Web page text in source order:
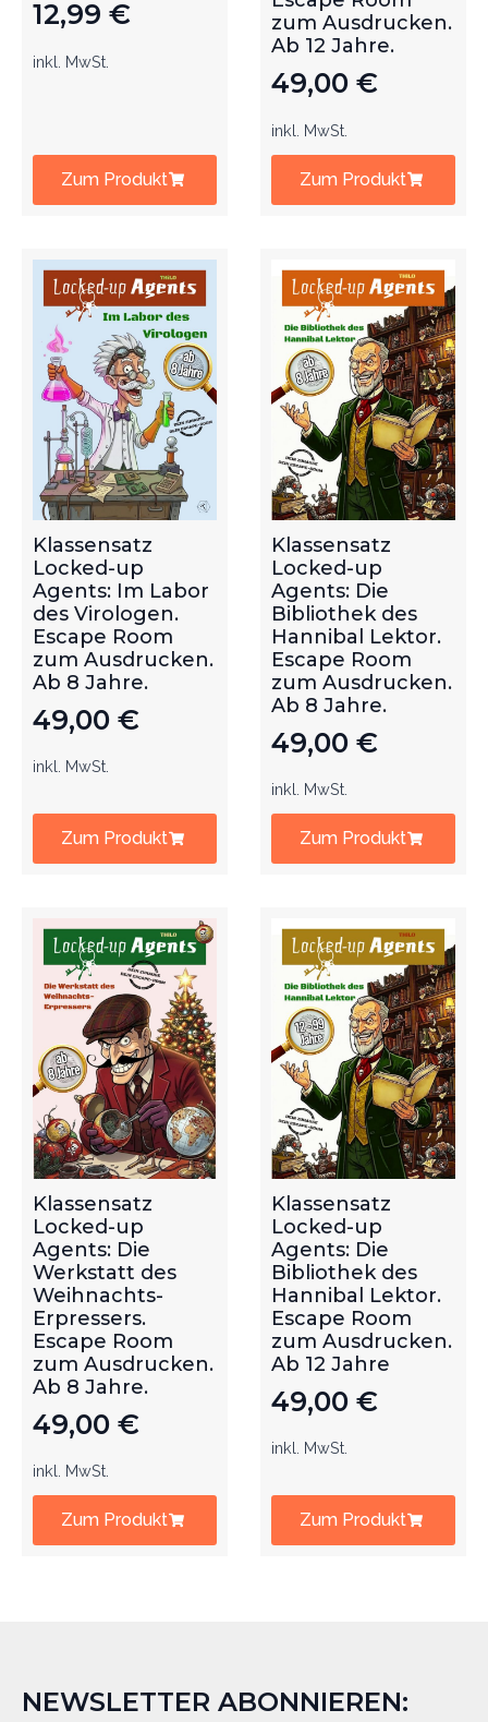
12,99 €
inkl. MwSt.
Zum Produkt
zum Ausdrucken.
Ab 12 Jahre.
49,00 €
inkl. MwSt.
Zum Produkt
Klassensatz
Locked-up
Agents: Im Labor
des Virologen.
Escape Room
zum Ausdrucken.
Ab 8 Jahre.
49,00 €
inkl. MwSt.
Zum Produkt
Klassensatz
Locked-up
Agents: Die
Bibliothek des
Hannibal Lektor.
Escape Room
zum Ausdrucken.
Ab 8 Jahre.
49,00 €
inkl. MwSt.
Zum Produkt
Klassensatz
Locked-up
Agents: Die
Werkstatt des
Weihnachts-
Erpressers.
Escape Room
zum Ausdrucken.
Ab 8 Jahre.
49,00 €
inkl. MwSt.
Zum Produkt
Klassensatz
Locked-up
Agents: Die
Bibliothek des
Hannibal Lektor.
Escape Room
zum Ausdrucken.
Ab 12 Jahre
49,00 €
inkl. MwSt.
Zum Produkt
NEWSLETTER ABONNIEREN: